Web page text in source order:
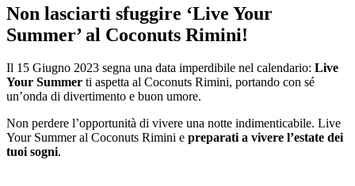
Non lasciarti sfuggire ‘Live Your
Summer’ al Coconuts Rimini!
Il 15 Giugno 2023 segna una data imperdibile nel calendario: Live
Your Summer ti aspetta al Coconuts Rimini, portando con sé
un’onda di divertimento e buon umore.
Non perdere l’opportunità di vivere una notte indimenticabile. Live
Your Summer al Coconuts Rimini e preparati a vivere l’estate dei
tuoi sogni.